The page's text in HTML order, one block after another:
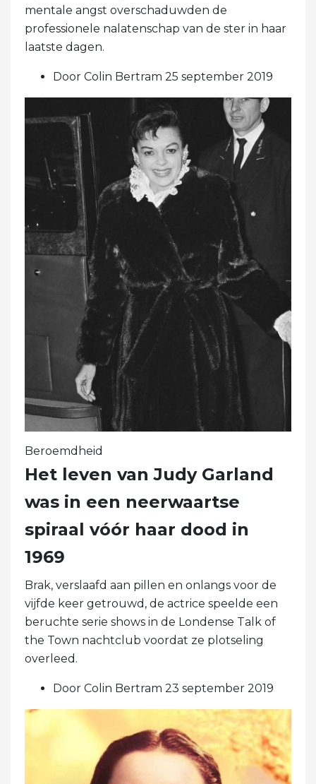
mentale angst overschaduwden de
professionele nalatenschap van de ster in haar
laatste dagen.
Door Colin Bertram 25 september 2019
Beroemdheid
Het leven van Judy Garland
was in een neerwaartse
spiraal vóór haar dood in
1969
Brak, verslaafd aan pillen en onlangs voor de
vijfde keer getrouwd, de actrice speelde een
beruchte serie shows in de Londense Talk of
the Town nachtclub voordat ze plotseling
overleed.
Door Colin Bertram 23 september 2019